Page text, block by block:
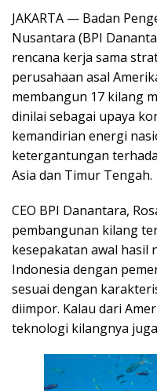
JAKARTA — Badan
Nusantara (BPI
rencana kerja sama
perusahaan asal
membangun 17 kilang
dinilai sebagai upaya
kemandirian energi
ketergantungan
Asia dan Timur Tengah.
CEO BPI Danantara,
pembangunan kilang
kesepakatan awal hasil
Indonesia dengan
sesuai dengan
diimpor. Kalau dari
teknologi kilangnya